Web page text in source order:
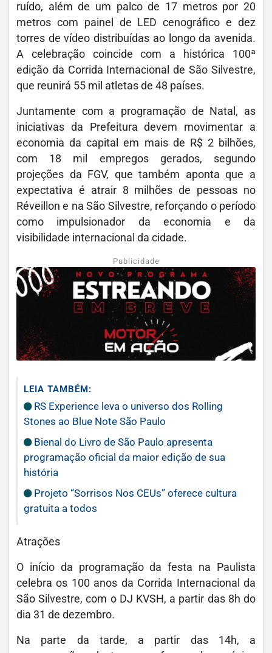
ruído, além de um palco de 17 metros por 20
metros com painel de LED cenográfico e dez
torres de vídeo distribuídas ao longo da avenida.
A celebração coincide com a histórica 100ª
edição da Corrida Internacional de São Silvestre,
que reunirá 55 mil atletas de 48 países.
Juntamente com a programação de Natal, as
iniciativas da Prefeitura devem movimentar a
economia da capital em mais de R$ 2 bilhões,
com 18 mil empregos gerados, segundo
projeções da FGV, que também aponta que a
expectativa é atrair 8 milhões de pessoas no
Réveillon e na São Silvestre, reforçando o período
como impulsionador da economia e da
visibilidade internacional da cidade.
Publicidade
LEIA TAMBÉM:
RS Experience leva o universo dos Rolling
Stones ao Blue Note São Paulo
Bienal do Livro de São Paulo apresenta
programação oficial da maior edição de sua
história
Projeto “Sorrisos Nos CEUs” oferece cultura
gratuita a todos
Atrações
O início da programação da festa na Paulista
celebra os 100 anos da Corrida Internacional da
São Silvestre, com o DJ KVSH, a partir das 8h do
dia 31 de dezembro.
Na parte da tarde, a partir das 14h, a